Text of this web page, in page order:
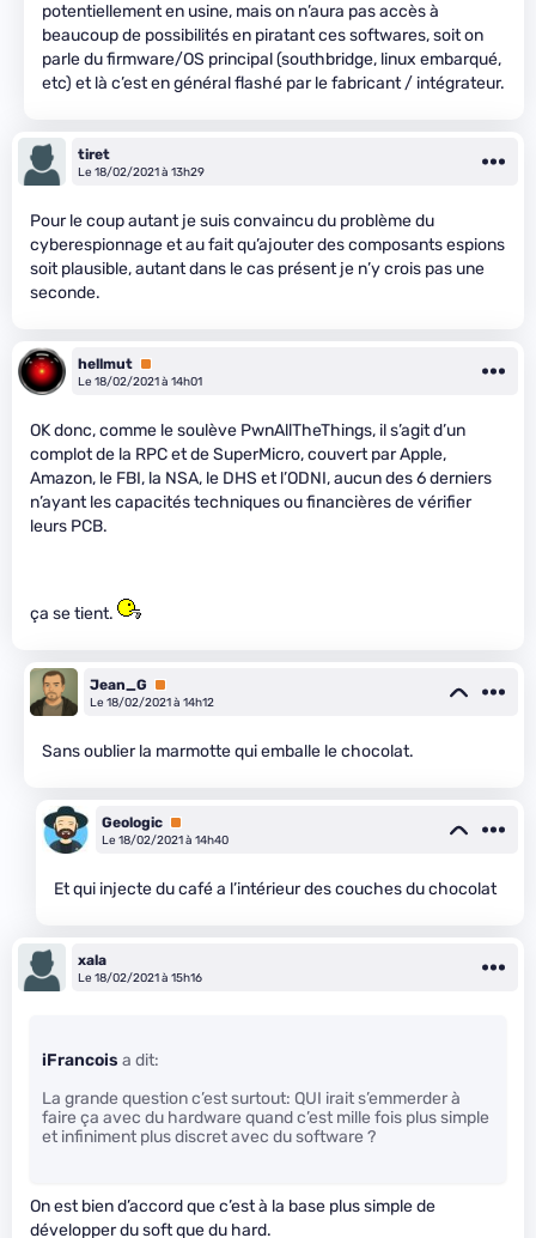
potentiellement en usine, mais on n’aura pas accès à
beaucoup de possibilités en piratant ces softwares, soit on
parle du firmware/OS principal (southbridge, linux embarqué,
etc) et là c’est en général flashé par le fabricant / intégrateur.
tiret
Le 18/02/2021 à 13h29
Pour le coup autant je suis convaincu du problème du
cyberespionnage et au fait qu’ajouter des composants espions
soit plausible, autant dans le cas présent je n’y crois pas une
seconde.
hellmut Premium
Le 18/02/2021 à 14h01
OK donc, comme le soulève PwnAllTheThings, il s’agit d’un
complot de la RPC et de SuperMicro, couvert par Apple,
Amazon, le FBI, la NSA, le DHS et l’ODNI, aucun des 6 derniers
n’ayant les capacités techniques ou financières de vérifier
leurs PCB.
ça se tient.
Jean_G
Premium
Le 18/02/2021 à 14h12
Sans oublier la marmotte qui emballe le chocolat.
Geologic Premium
Le 18/02/2021 à 14h40
Et qui injecte du café a l’intérieur des couches du chocolat
xala
Le 18/02/2021 à 15h16
iFrancois a dit:
La grande question c’est surtout: QUI irait s’emmerder à
faire ça avec du hardware quand c’est mille fois plus simple
et infiniment plus discret avec du software ?
On est bien d’accord que c’est à la base plus simple de
développer du soft que du hard.